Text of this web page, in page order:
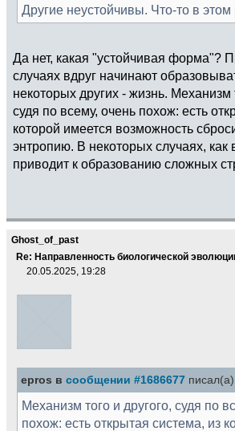
Другие неустойчивы. Что-то в этом
Да нет, какая "устойчивая форма"?
случаях вдруг начинают
некоторых других - жизнь. Механизм
судя по всему, очень похож: есть
которой имеется возможность
энтропию. В некоторых случаях, как
приводит к образованию сложных
Ghost_of_past
Re: Направленность биологической
20.05.2025, 19:28
epros в сообщении #1686677
Механизм того и другого, судя по
похож: есть открытая система, из